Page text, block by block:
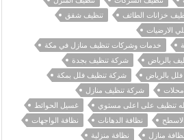
خزانات الطائف
تنظيف شقق
الارضيات
خدمات وشركات تنظيف منازل في مكة
بالرياض
شركة تنظيف بجدة
بالرياض
شركة تنظيف فلل بمكة
شركة تنظيف منازل
تنظيف على اعلى مستوي
غسيل الحوائط
نظافة الدهانات
نظافة الواجهات
نظافة منازل
نظافة منزلية